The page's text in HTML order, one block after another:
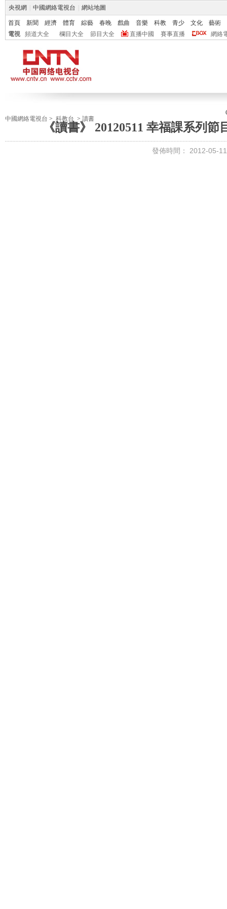
央視網 中國網絡電視台 網站地圖
首頁 新聞 經濟 體育 綜藝 春晚 戲曲 音樂 科教 青少 文化
藝術
電視
頻道大全 欄目大全 節目大全 直播中國 賽事直播 網絡
中國網絡電視台 > 科教台 > 讀書
《讀書》 20120511 幸福課系列
發佈時間： 2012-05-